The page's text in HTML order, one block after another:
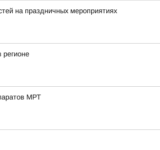
на праздничных мероприятиях
регионе
МРТ